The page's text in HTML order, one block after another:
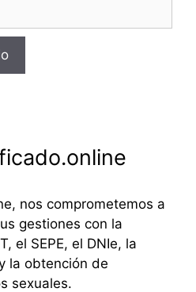
nos comprometemos a
gestiones con la
el SEPE, el DNIe, la
la obtención de
sexuales.